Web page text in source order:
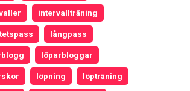
intervallträning
långpass
löparbloggar
löpning löpträning